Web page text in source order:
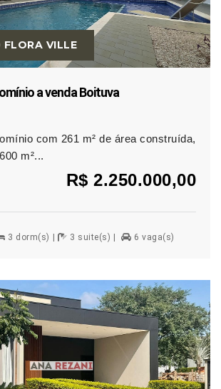
VILLE
a venda Boituva
com 261 m² de área construída,
m²...
R$ 2.250.000,00
3 dorm(s) 3 suite(s) 6 vaga(s)